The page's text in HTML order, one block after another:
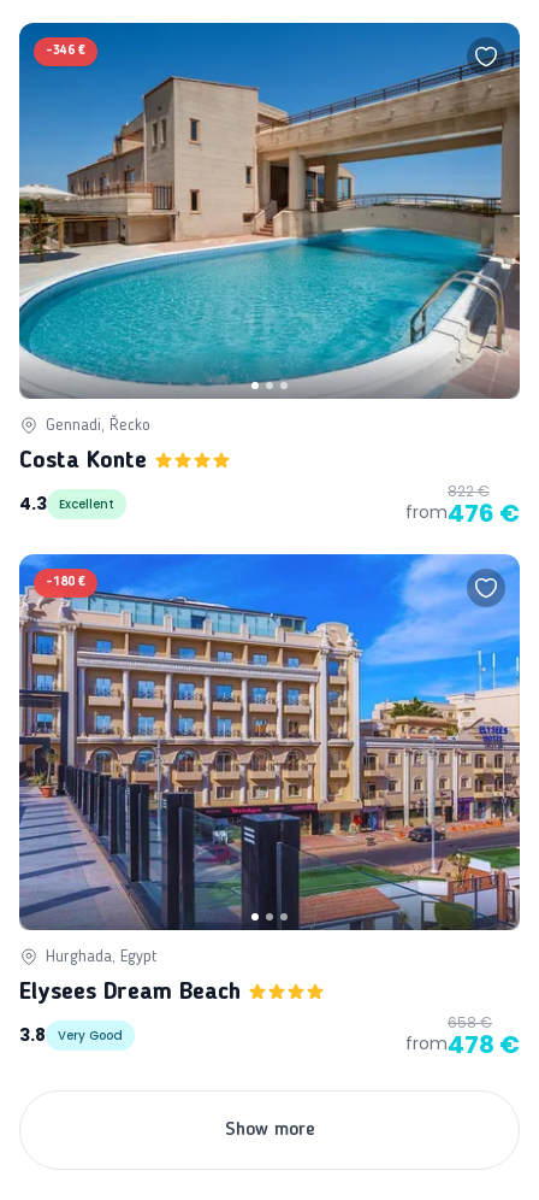
-346 €
Gennadi, Řecko
Costa Konte
4.3
Excellent from
822 €
476 €
-180 €
Hurghada, Egypt
Elysees Dream Beach
3.8
Very Good from
658 €
478 €
Show more